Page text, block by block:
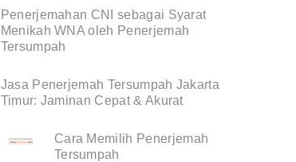
Penerjemahan CNI sebagai Syarat
Menikah WNA oleh Penerjemah
Tersumpah
Jasa Penerjemah Tersumpah Jakarta
Timur: Jaminan Cepat & Akurat
Cara Memilih Penerjemah
Tersumpah